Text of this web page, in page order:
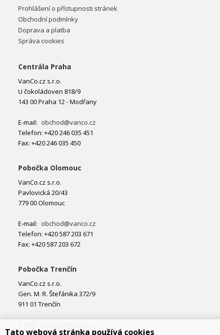
Prohlášení o přístupnosti stránek
Obchodní podmínky
Doprava a platba
Správa cookies
Centrála Praha
VanCo.cz s.r.o.
U čokoládoven 818/9
143 00 Praha 12 - Modřany
E-mail: obchod@vanco.cz
Telefon: +420 246 035 451
Fax: +420 246 035 450
Pobočka Olomouc
VanCo.cz s.r.o.
Pavlovická 20/43
779 00 Olomouc
E-mail: obchod@vanco.cz
Telefon: +420 587 203 671
Fax: +420 587 203 672
Pobočka Trenčín
VanCo.cz s.r.o.
Gen. M. R. Štefánika 372/9
911 01 Trenčín
Tato webová stránka používá cookies